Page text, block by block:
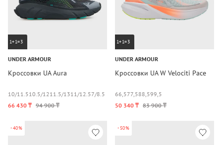
1+1=3
UNDER ARMOUR
Кроссовки UA Aura
10/11.510.5/1211.5/1311/12.57/8.5
66 430 ₸ 94 900 ₸
1+1=3
UNDER ARMOUR
Кроссовки UA W Velociti Pace
66,577,588,599,5
50 340 ₸ 83 900 ₸
-40% -50%